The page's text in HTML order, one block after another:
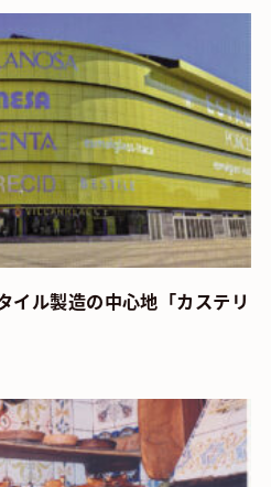
ル製造の中心地「カステリ